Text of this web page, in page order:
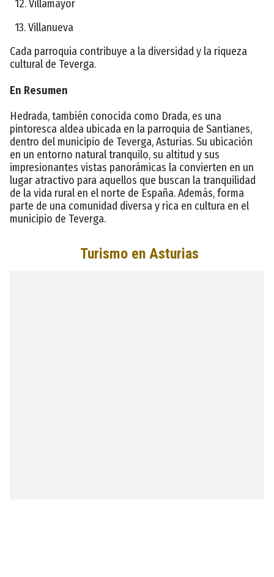
12. Villamayor
13. Villanueva
Cada parroquia contribuye a la diversidad y la riqueza
cultural de Teverga.
En Resumen
Hedrada, también conocida como Drada, es una
pintoresca aldea ubicada en la parroquia de Santianes,
dentro del municipio de Teverga, Asturias. Su ubicación
en un entorno natural tranquilo, su altitud y sus
impresionantes vistas panorámicas la convierten en un
lugar atractivo para aquellos que buscan la tranquilidad
de la vida rural en el norte de España. Además, forma
parte de una comunidad diversa y rica en cultura en el
municipio de Teverga.